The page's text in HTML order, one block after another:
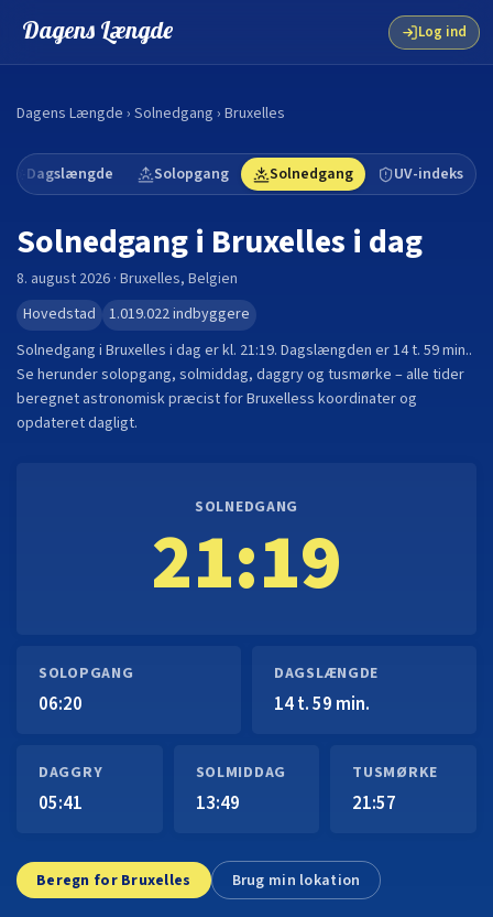
Dagens Længde Log ind
Dagens Længde › Solnedgang › Bruxelles
Dagslængde Solopgang Solnedgang UV-indeks
Solnedgang i Bruxelles i dag
8. august 2026 · Bruxelles, Belgien
Hovedstad
1.019.022indbyggere
Solnedgang i Bruxelles i dag er kl. 21:19. Dagslængden er14 t. 59 min..
Se herunder solopgang, solmiddag, daggry og tusmørke – alle tider
beregnet astronomisk præcist forBruxelless koordinater og
opdateret dagligt.
SOLNEDGANG
21:19
SOLOPGANG
06:20
DAGSLÆNGDE
14 t. 59 min.
DAGGRY
05:41
SOLMIDDAG
13:49
TUSMØRKE
21:57
Beregn for Bruxelles Brug min lokation